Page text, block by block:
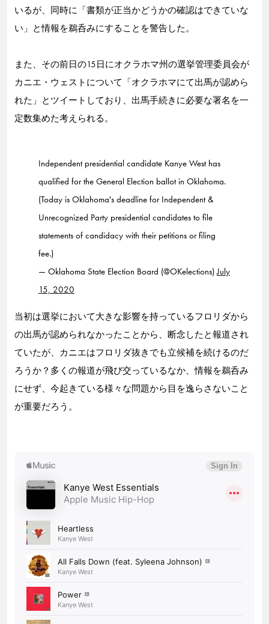
いるが、同時に「書類が正当かどうかの確認はできていな
い」と情報を鵜呑みにすることを警告した。
また、その前日の15日にオクラホマ州の選挙管理委員会が
カニエ・ウェストについて「オクラホマにて出馬が認めら
れた」とツイートしており、出馬手続きに必要な署名を一
定数集めた考えられる。
Independent presidential candidate Kanye West has
qualified for the General Election ballot in Oklahoma.
(Today is Oklahoma's deadline for Independent &
Unrecognized Party presidential candidates to file
statements of candidacy with their petitions or filing
fee.)
— Oklahoma State Election Board (@OKelections)July
15, 2020
当初は選挙において大きな影響を持っているフロリダから
の出馬が認められなかったことから、断念したと報道され
ていたが、カニエはフロリダ抜きでも立候補を続けるのだ
ろうか？多くの報道が飛び交っているなか、情報を鵜呑み
にせず、今起きている様々な問題から目を逸らさないこと
が重要だろう。